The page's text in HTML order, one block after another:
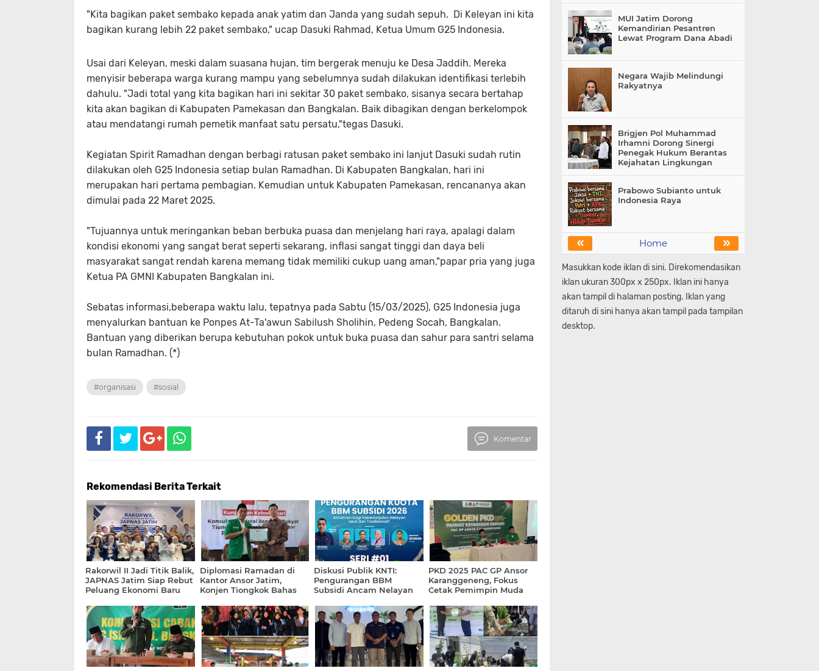
"Kita bagikan paket sembako kepada anak yatim dan Janda yang sudah sepuh. Di Keleyan ini kita
bagikan kurang lebih 22 paket sembako," ucap Dasuki Rahmad, Ketua Umum G25 Indonesia.
Usai dari Keleyan, meski dalam suasana hujan, tim bergerak menuju ke Desa Jaddih. Mereka
menyisir beberapa warga kurang mampu yang sebelumnya sudah dilakukan identifikasi terlebih
dahulu. "Jadi total yang kita bagikan hari ini sekitar 30 paket sembako, sisanya secara bertahap
kita akan bagikan di Kabupaten Pamekasan dan Bangkalan. Baik dibagikan dengan berkelompok
atau mendatangi rumah pemetik manfaat satu persatu,"tegas Dasuki.
Kegiatan Spirit Ramadhan dengan berbagi ratusan paket sembako ini lanjut Dasuki sudah rutin
dilakukan oleh G25 Indonesia setiap bulan Ramadhan. Di Kabupaten Bangkalan, hari ini
merupakan hari pertama pembagian. Kemudian untuk Kabupaten Pamekasan, rencananya akan
dimulai pada 22 Maret 2025.
"Tujuannya untuk meringankan beban berbuka puasa dan menjelang hari raya, apalagi dalam
kondisi ekonomi yang sangat berat seperti sekarang, inflasi sangat tinggi dan daya beli
masyarakat sangat rendah karena memang tidak memiliki cukup uang aman,"papar pria yang juga
Ketua PA GMNI Kabupaten Bangkalan ini.
Sebatas informasi,beberapa waktu lalu, tepatnya pada Sabtu (15/03/2025), G25 Indonesia juga
menyalurkan bantuan ke Ponpes At-Ta'awun Sabilush Sholihin, Pedeng Socah, Bangkalan.
Bantuan yang diberikan berupa kebutuhan pokok untuk buka puasa dan sahur para santri selama
bulan Ramadhan. (*)
#organisasi #sosial
Komentar
Rekomendasi Berita Terkait
Rakorwil II Jadi Titik Balik,
JAPNAS Jatim Siap Rebut
Peluang Ekonomi Baru
Diplomasi Ramadan di
Kantor Ansor Jatim,
Konjen Tiongkok Bahas
Diskusi Publik KNTI:
Pengurangan BBM
Subsidi Ancam Nelayan
PKD 2025 PAC GP Ansor
Karanggeneng, Fokus
Cetak Pemimpin Muda
MUI Jatim Dorong
Kemandirian Pesantren
Lewat Program Dana Abadi
Negara Wajib Melindungi
Rakyatnya
Brigjen Pol Muhammad
Irhamni Dorong Sinergi
Penegak Hukum Berantas
Kejahatan Lingkungan
Prabowo Subianto untuk
Indonesia Raya
« »
Home
Masukkan kode iklan di sini. Direkomendasikan
iklan ukuran 300px x 250px. Iklan ini hanya
akan tampil di halaman posting. Iklan yang
ditaruh di sini hanya akan tampil pada tampilan
desktop.